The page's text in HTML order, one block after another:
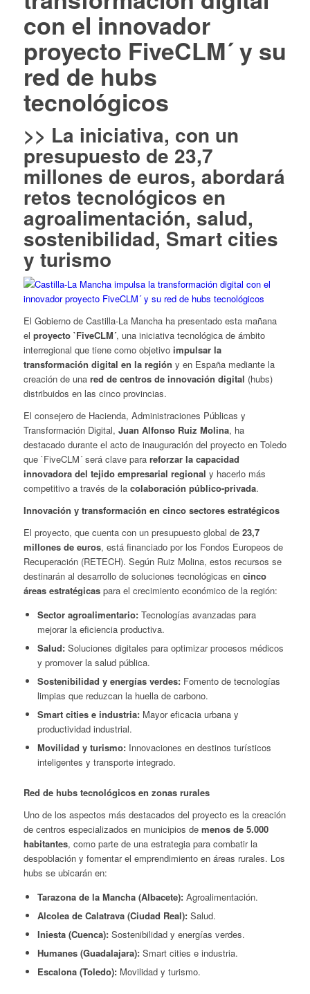
con el innovador
proyecto FiveCLM´ y su
red de hubs
tecnológicos
>> La iniciativa, con un
presupuesto de 23,7
millones de euros, abordará
retos tecnológicos en
agroalimentación, salud,
sostenibilidad, Smart cities
y turismo
El Gobierno de Castilla-La Mancha ha presentado esta mañana
el proyecto `FiveCLM´, una iniciativa tecnológica de ámbito
interregional que tiene como objetivo impulsar la
transformación digital en la región y en España mediante la
creación de una red de centros de innovación digital (hubs)
distribuidos en las cinco provincias.
El consejero de Hacienda, Administraciones Públicas y
Transformación Digital, Juan Alfonso Ruiz Molina, ha
destacado durante el acto de inauguración del proyecto en Toledo
que `FiveCLM´ será clave para reforzar la capacidad
innovadora del tejido empresarial regional y hacerlo más
competitivo a través de la colaboración público-privada.
Innovación y transformación en cinco sectores estratégicos
El proyecto, que cuenta con un presupuesto global de 23,7
millones de euros, está financiado por los Fondos Europeos de
Recuperación (RETECH). Según Ruiz Molina, estos recursos se
destinarán al desarrollo de soluciones tecnológicas en cinco
áreas estratégicaspara el crecimiento económico de la región:
Sector agroalimentario:Tecnologías avanzadas para
mejorar la eficiencia productiva.
Salud:Soluciones digitales para optimizar procesos médicos
y promover la salud pública.
Sostenibilidad y energías verdes:Fomento de tecnologías
limpias que reduzcan la huella de carbono.
Smart cities e industria:Mayor eficacia urbana y
productividad industrial.
Movilidad y turismo:Innovaciones en destinos turísticos
inteligentes y transporte integrado.
Red de hubs tecnológicos en zonas rurales
Uno de los aspectos más destacados del proyecto es la creación
de centros especializados en municipios de menos de 5.000
habitantes, como parte de una estrategia para combatir la
despoblación y fomentar el emprendimiento en áreas rurales. Los
hubs se ubicarán en:
Tarazona de la Mancha (Albacete):Agroalimentación.
Alcolea de Calatrava (Ciudad Real):Salud.
Iniesta (Cuenca):Sostenibilidad y energías verdes.
Humanes (Guadalajara):Smart cities e industria.
Escalona (Toledo):Movilidad y turismo.